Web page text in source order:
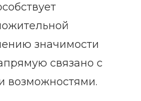
значимости
связано с
возможностями.